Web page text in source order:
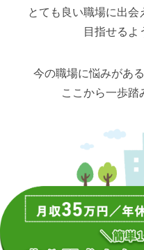
とても良い職場に出会
目指せるよ
今の職場に悩みがあ
ここから一歩踏